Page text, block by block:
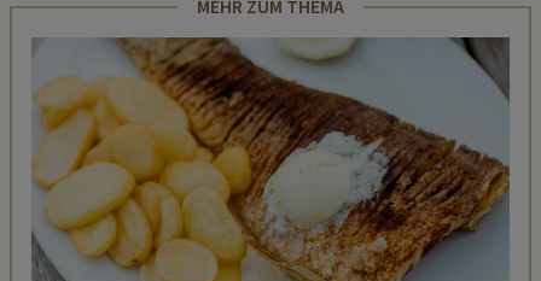
MEHR ZUM THEMA